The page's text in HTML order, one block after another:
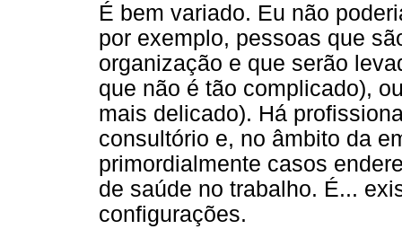
É bem variado. Eu não
por exemplo, pessoas que
organização e que serão
que não é tão complicado),
mais delicado). Há
consultório e, no âmbito da
primordialmente casos
de saúde no trabalho. É...
configurações.